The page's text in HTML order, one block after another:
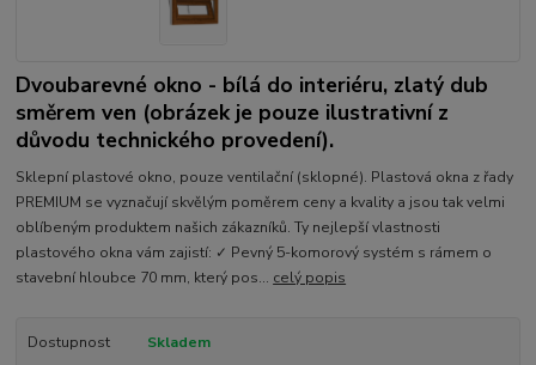
Dvoubarevné okno - bílá do interiéru, zlatý dub
směrem ven (obrázek je pouze ilustrativní z
důvodu technického provedení).
Sklepní plastové okno, pouze ventilační (sklopné). Plastová okna z řady
PREMIUM se vyznačují skvělým poměrem ceny a kvality a jsou tak velmi
oblíbeným produktem našich zákazníků. Ty nejlepší vlastnosti
plastového okna vám zajistí: ✓ Pevný 5-komorový systém s rámem o
stavební hloubce 70 mm, který pos... celý popis
Dostupnost
Skladem